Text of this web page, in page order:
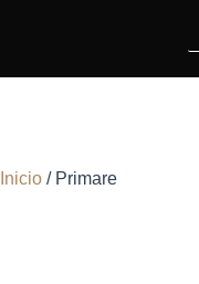
Inicio / Primare